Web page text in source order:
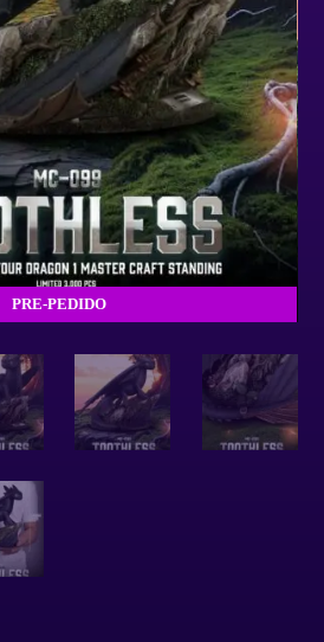
PRE-PEDIDO